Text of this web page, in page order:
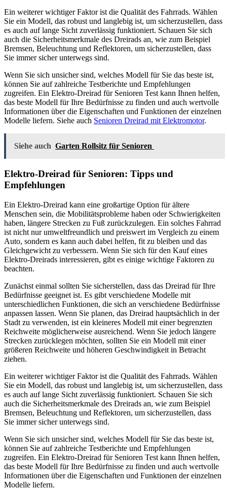
Ein weiterer wichtiger Faktor ist die Qualität des Fahrrads. Wählen
Sie ein Modell, das robust und langlebig ist, um sicherzustellen, dass
es auch auf lange Sicht zuverlässig funktioniert. Schauen Sie sich
auch die Sicherheitsmerkmale des Dreirads an, wie zum Beispiel
Bremsen, Beleuchtung und Reflektoren, um sicherzustellen, dass
Sie immer sicher unterwegs sind.
Wenn Sie sich unsicher sind, welches Modell für Sie das beste ist,
können Sie auf zahlreiche Testberichte und Empfehlungen
zugreifen. Ein Elektro-Dreirad für Senioren Test kann Ihnen helfen,
das beste Modell für Ihre Bedürfnisse zu finden und auch wertvolle
Informationen über die Eigenschaften und Funktionen der einzelnen
Modelle liefern. Siehe auch Senioren Dreirad mit Elektromotor.
Siehe auch Garten Rollsitz für Senioren
Elektro-Dreirad für Senioren: Tipps und
Empfehlungen
Ein Elektro-Dreirad kann eine großartige Option für ältere
Menschen sein, die Mobilitätsprobleme haben oder Schwierigkeiten
haben, längere Strecken zu Fuß zurückzulegen. Ein solches Fahrrad
ist nicht nur umweltfreundlich und preiswert im Vergleich zu einem
Auto, sondern es kann auch dabei helfen, fit zu bleiben und das
Gleichgewicht zu verbessern. Wenn Sie sich für den Kauf eines
Elektro-Dreirads interessieren, gibt es einige wichtige Faktoren zu
beachten.
Zunächst einmal sollten Sie sicherstellen, dass das Dreirad für Ihre
Bedürfnisse geeignet ist. Es gibt verschiedene Modelle mit
unterschiedlichen Funktionen, die sich an verschiedene Bedürfnisse
anpassen lassen. Wenn Sie planen, das Dreirad hauptsächlich in der
Stadt zu verwenden, ist ein kleineres Modell mit einer begrenzten
Reichweite möglicherweise ausreichend. Wenn Sie jedoch längere
Strecken zurücklegen möchten, sollten Sie ein Modell mit einer
größeren Reichweite und höheren Geschwindigkeit in Betracht
ziehen.
Ein weiterer wichtiger Faktor ist die Qualität des Fahrrads. Wählen
Sie ein Modell, das robust und langlebig ist, um sicherzustellen, dass
es auch auf lange Sicht zuverlässig funktioniert. Schauen Sie sich
auch die Sicherheitsmerkmale des Dreirads an, wie zum Beispiel
Bremsen, Beleuchtung und Reflektoren, um sicherzustellen, dass
Sie immer sicher unterwegs sind.
Wenn Sie sich unsicher sind, welches Modell für Sie das beste ist,
können Sie auf zahlreiche Testberichte und Empfehlungen
zugreifen. Ein Elektro-Dreirad für Senioren Test kann Ihnen helfen,
das beste Modell für Ihre Bedürfnisse zu finden und auch wertvolle
Informationen über die Eigenschaften und Funktionen der einzelnen
Modelle liefern.